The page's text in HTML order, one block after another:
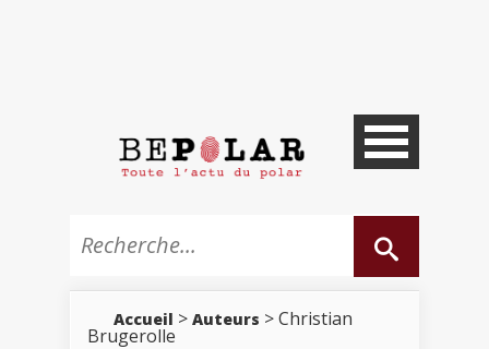
Accueil > Auteurs > Christian
Brugerolle